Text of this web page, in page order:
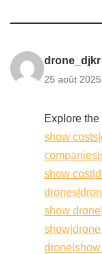
drone_djkr
25 août
Explore
show
show
show